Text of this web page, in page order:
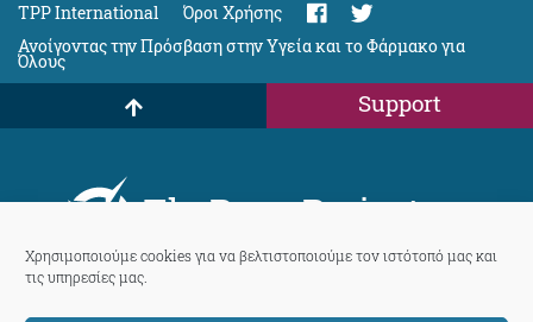
Χρησιμοποιούμε cookies για να βελτιστοποιούμε τον ιστότοπό μας και
τις υπηρεσίες μας.
TPP International
Όροι Χρήσης
Ανοίγοντας την Πρόσβαση στην Υγεία και το Φάρμακο για
Όλους
Support
ThePressProject
© 2026 ThePressProject | Created by BitsnBytes & re-manufactured